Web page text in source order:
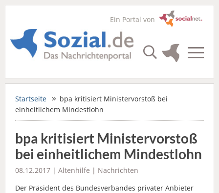
Ein Portal von
Startseite
bpa kritisiert Ministervorstoß bei
einheitlichem Mindestlohn
bpa kritisiert Ministervorstoß
bei einheitlichem Mindestlohn
08.12.2017 | Altenhilfe | Nachrichten
Der Präsident des Bundesverbandes privater Anbieter